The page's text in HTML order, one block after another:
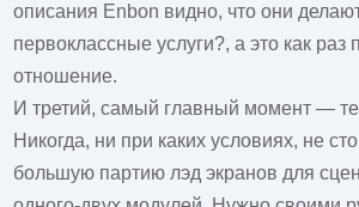
описания Enbon видно, что они
первоклассные услуги?, а это как раз
отношение.
И третий, самый главный момент —
Никогда, ни при каких условиях, не
большую партию лэд экранов для